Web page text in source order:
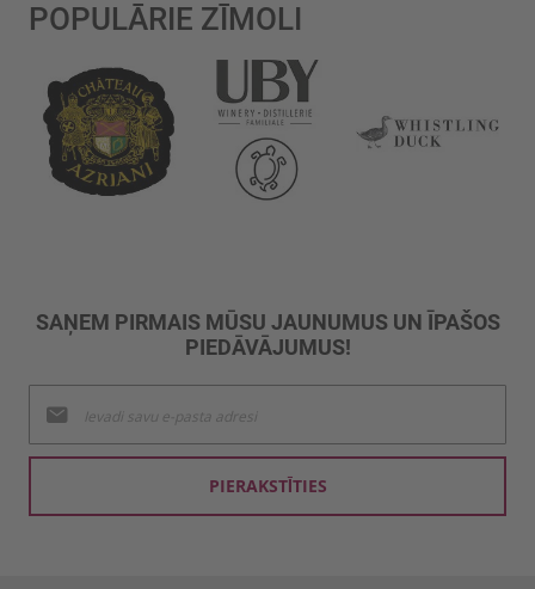
POPULĀRIE ZĪMOLI
SAŅEM PIRMAIS MŪSU JAUNUMUS UN ĪPAŠOS
PIEDĀVĀJUMUS!
jaunumu
saņemšanai:
PIERAKSTĪTIES